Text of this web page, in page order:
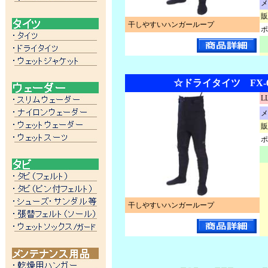
干しやすいハンガーループ
☆ドライタイツ FX-
干しやすいハンガーループ